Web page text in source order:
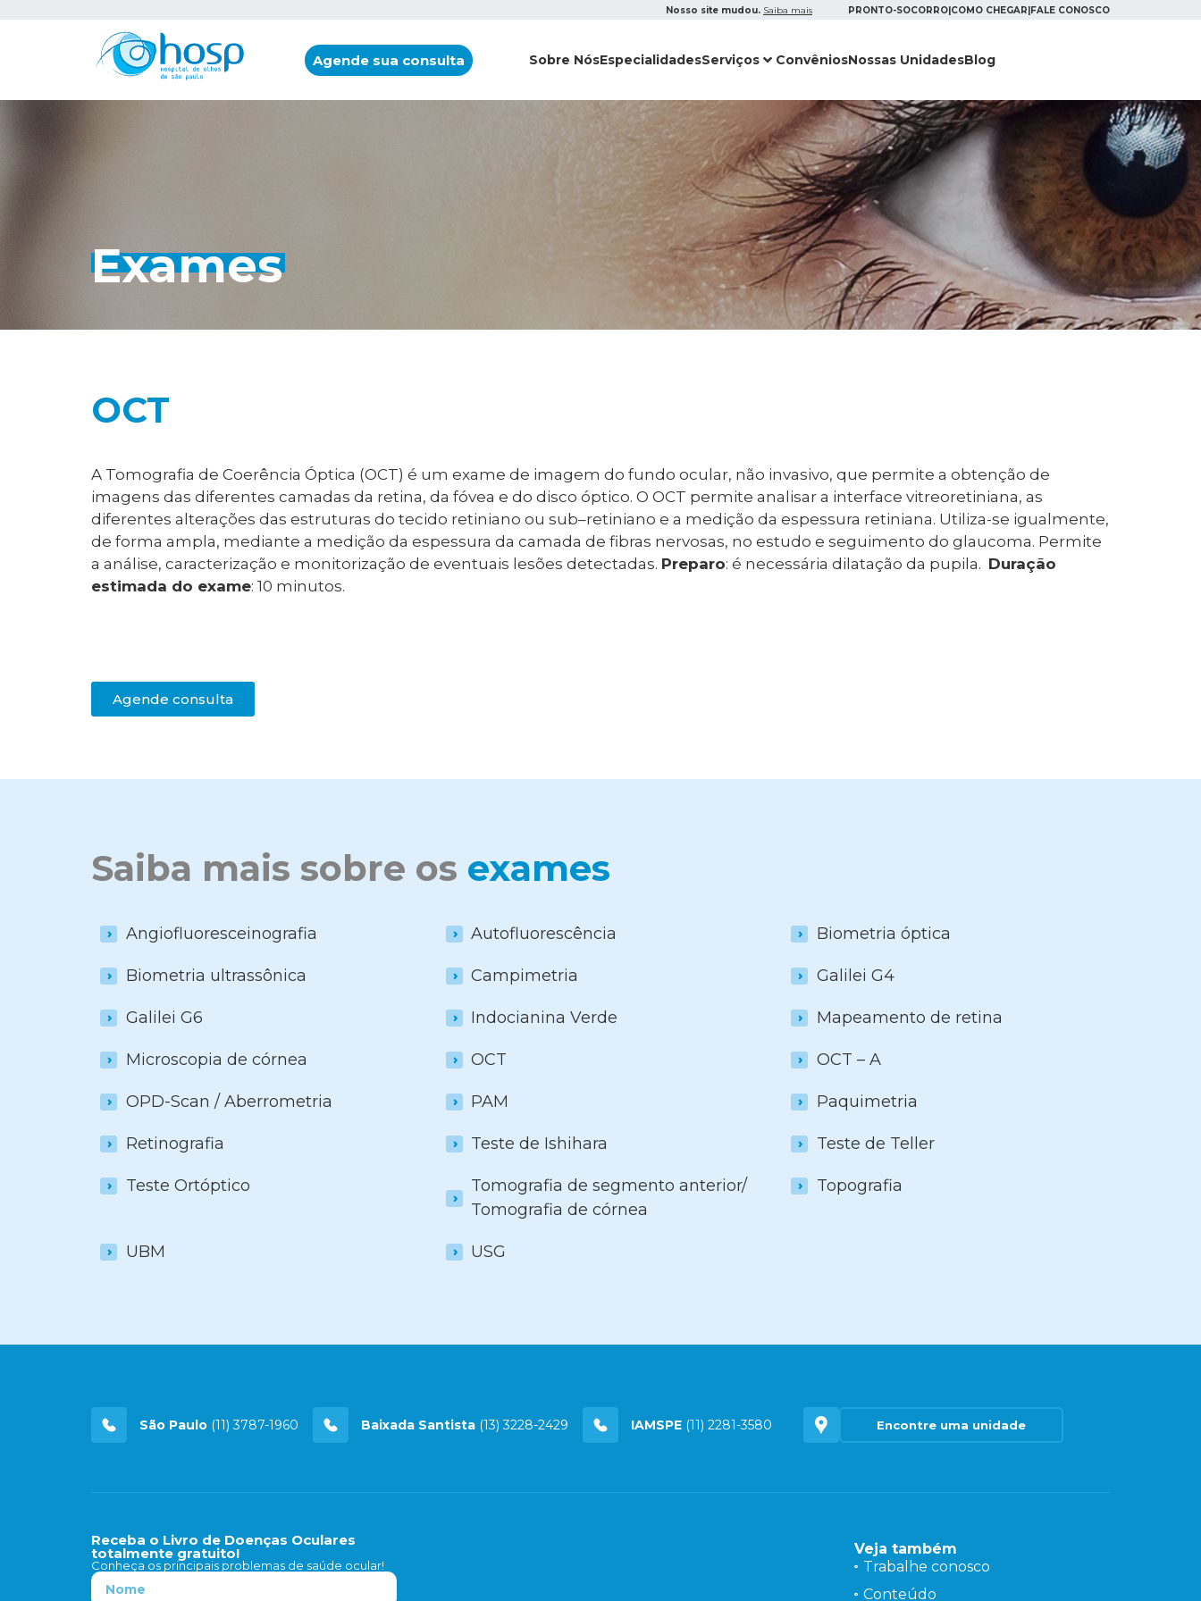
Nosso site mudou. Saiba mais PRONTO-SOCORRO|COMO CHEGAR|FALE CONOSCO
Agende sua consulta Sobre NósEspecialidadesServiços ConvêniosNossas UnidadesBlog
Exames
OCT
A Tomografia de Coerência Óptica (OCT) é um exame de imagem do fundo ocular, não invasivo, que permite a obtenção de
imagens das diferentes camadas da retina, da fóvea e do disco óptico. O OCT permite analisar a interface vitreoretiniana, as
diferentes alterações das estruturas do tecido retiniano ou sub–retiniano e a medição da espessura retiniana. Utiliza-se igualmente,
de forma ampla, mediante a medição da espessura da camada de fibras nervosas, no estudo e seguimento do glaucoma. Permite
a análise, caracterização e monitorização de eventuais lesões detectadas. Preparo: é necessária dilatação da pupila. Duração
estimada do exame: 10 minutos.
Agende consulta
Saiba mais sobre os exames
Angiofluoresceinografia Autofluorescência Biometria óptica
Biometria ultrassônica Campimetria Galilei G4
Galilei G6 Indocianina Verde Mapeamento de retina
Microscopia de córnea OCT OCT – A
OPD-Scan / Aberrometria PAM Paquimetria
Retinografia Teste de Ishihara Teste de Teller
Teste Ortóptico
Tomografia de segmento anterior/
Tomografia de córnea
Topografia
UBM USG
São Paulo (11) 3787-1960 Baixada Santista (13) 3228-2429 IAMSPE (11) 2281-3580 Encontre uma unidade
Receba o Livro de Doenças Oculares
totalmente gratuito!
Conheça os principais problemas de saúde ocular!
Veja também
Trabalhe conosco
Conteúdo